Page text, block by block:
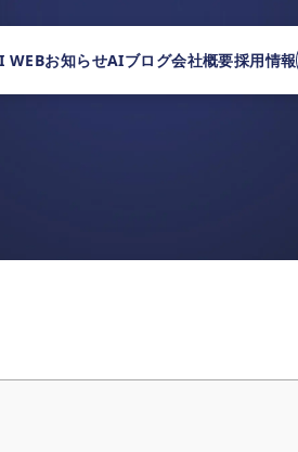
WEBお知らせAIブログ会社概要採用情報